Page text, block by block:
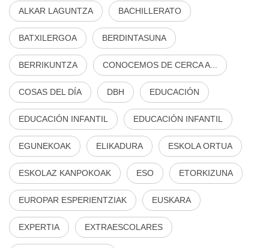
ALKAR LAGUNTZA BACHILLERATO
BATXILERGOA BERDINTASUNA
BERRIKUNTZA CONOCEMOS DE CERCA A...
COSAS DEL DÍA DBH EDUCACIÓN
EDUCACIÓN INFANTIL EDUCACIÓN INFANTIL
EGUNEKOAK ELIKADURA ESKOLA ORTUA
ESKOLAZ KANPOKOAK ESO ETORKIZUNA
EUROPAR ESPERIENTZIAK EUSKARA
EXPERTIA EXTRAESCOLARES